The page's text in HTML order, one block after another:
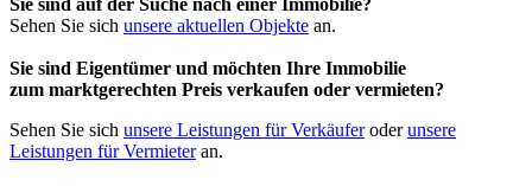
Sehen Sie sich unsere aktuellen Objekte an.
Sie sind Eigentümer und möchten Ihre Immobilie
zum marktgerechten Preis verkaufen oder vermieten?
Sehen Sie sich unsere Leistungen für Verkäuferoderunsere
Leistungen für Vermieteran.